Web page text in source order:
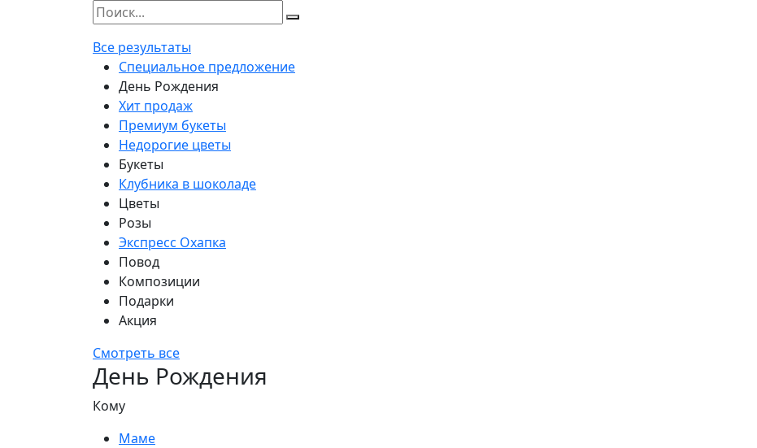
Все результаты
Специальное предложение
День Рождения
Хит продаж
Премиум букеты
Недорогие цветы
Букеты
Клубника в шоколаде
Цветы
Розы
Экспресс Охапка
Повод
Композиции
Подарки
Акция
Смотреть все
День Рождения
Кому
Маме